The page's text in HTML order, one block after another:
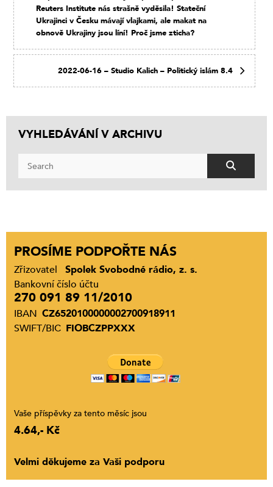
Reuters Institute nás strašně vyděsila! Stateční
Ukrajinci v Česku mávají vlajkami, ale makat na
obnově Ukrajiny jsou líní! Proč jsme zticha?
2022-06-16 – Studio Kalich – Politický islám 8.4
VYHLEDÁVÁNÍ V ARCHIVU
PROSÍME PODPOŘTE NÁS
Zřizovatel
Spolek Svobodné rádio, z. s.
Bankovní číslo účtu
270 091 89 11/2010
IBAN CZ6520100000002700918911
SWIFT/BIC FIOBCZPPXXX
Vaše příspěvky za tento měsíc jsou
4.64,- Kč
Velmi děkujeme za Vaši podporu